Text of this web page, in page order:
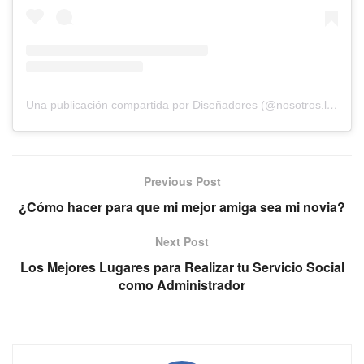
Una publicación compartida por Diseñadores (@nosotros.los.disenadores)
Previous Post
¿Cómo hacer para que mi mejor amiga sea mi novia?
Next Post
Los Mejores Lugares para Realizar tu Servicio Social
como Administrador